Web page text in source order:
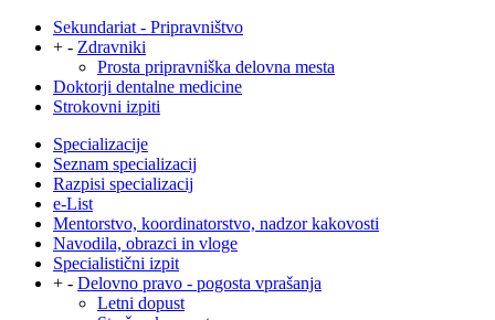
Sekundariat - Pripravništvo
+ - Zdravniki
Prosta pripravniška delovna mesta
Doktorji dentalne medicine
Strokovni izpiti
Specializacije
Seznam specializacij
Razpisi specializacij
e-List
Mentorstvo, koordinatorstvo, nadzor kakovosti
Navodila, obrazci in vloge
Specialistični izpit
+ - Delovno pravo - pogosta vprašanja
Letni dopust